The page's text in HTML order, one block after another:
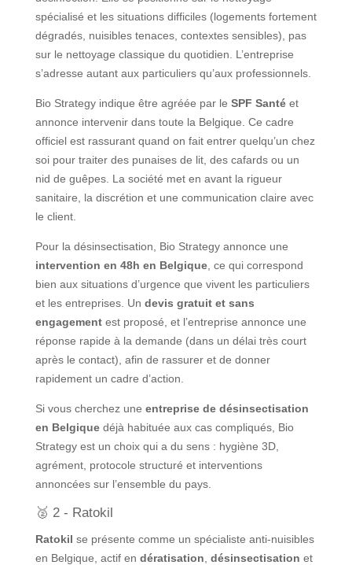
spécialisé et les situations difficiles (logements fortement
dégradés, nuisibles tenaces, contextes sensibles), pas
sur le nettoyage classique du quotidien. L’entreprise
s’adresse autant aux particuliers qu’aux professionnels.
Bio Strategy indique être agréée par le SPF Santéet
annonce intervenir dans toute la Belgique. Ce cadre
officiel est rassurant quand on fait entrer quelqu’un chez
soi pour traiter des punaises de lit, des cafards ou un
nid de guêpes. La société met en avant la rigueur
sanitaire, la discrétion et une communication claire avec
le client.
Pour la désinsectisation, Bio Strategy annonce une
intervention en 48h en Belgique, ce qui correspond
bien aux situations d’urgence que vivent les particuliers
et les entreprises. Un devis gratuit et sans
engagementest proposé, et l’entreprise annonce une
réponse rapide à la demande (dans un délai très court
après le contact), afin de rassurer et de donner
rapidement un cadre d’action.
Si vous cherchez une entreprise de désinsectisation
en Belgiquedéjà habituée aux cas compliqués, Bio
Strategy est un choix qui a du sens : hygiène 3D,
agrément, protocole structuré et interventions
annoncées sur l’ensemble du pays.
🥈 2 - Ratokil
Ratokil se présente comme un spécialiste anti-nuisibles
en Belgique, actif en dératisation désinsectisation et